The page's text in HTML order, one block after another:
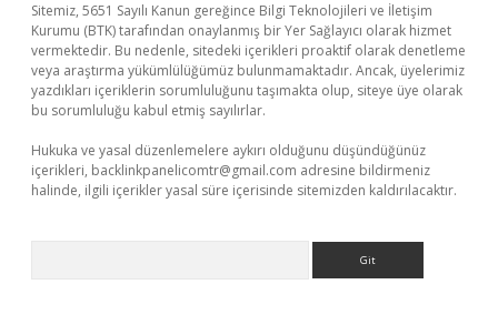
Sitemiz, 5651 Sayılı Kanun gereğince Bilgi Teknolojileri ve İletişim
Kurumu (BTK) tarafından onaylanmış bir Yer Sağlayıcı olarak hizmet
vermektedir. Bu nedenle, sitedeki içerikleri proaktif olarak denetleme
veya araştırma yükümlülüğümüz bulunmamaktadır. Ancak, üyelerimiz
yazdıkları içeriklerin sorumluluğunu taşımakta olup, siteye üye olarak
bu sorumluluğu kabul etmiş sayılırlar.
Hukuka ve yasal düzenlemelere aykırı olduğunu düşündüğünüz
içerikleri, backlinkpanelicomtr@gmail.com adresine bildirmeniz
halinde, ilgili içerikler yasal süre içerisinde sitemizden kaldırılacaktır.